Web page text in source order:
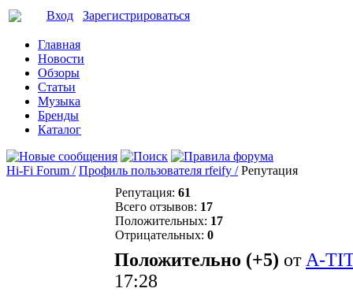
Вход Зарегистрироваться
Главная
Новости
Обзоры
Статьи
Музыка
Бренды
Каталог
Hi-Fi Forum / Профиль пользователя rfeify / Репутация
Репутация: 61
Всего отзывов: 17
Положительных: 17
Отрицательных: 0
Положительно (+5) от A-
17:28